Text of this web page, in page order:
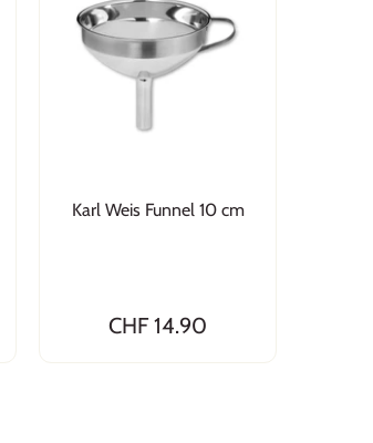
Karl Weis Funnel 10 cm
CHF 14.90